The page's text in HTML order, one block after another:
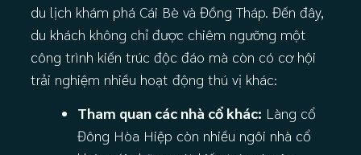
du lịch khám phá Cái Bè và Đồng Tháp. Đến đây,
du khách không chỉ được chiêm ngưỡng một
công trình kiến trúc độc đáo mà còn có cơ hội
trải nghiệm nhiều hoạt động thú vị khác:
Tham quan các nhà cổ khác: Làng cổ
Đông Hòa Hiệp còn nhiều ngôi nhà cổ